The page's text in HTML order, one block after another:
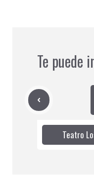
Te puede
Teatro